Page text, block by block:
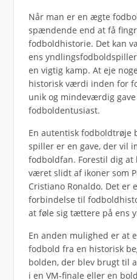
Når man er en ægte
spændende end at få
fodboldhistorie. Det kan
ens
en vigtig kamp. At eje
historisk værdi inden for
unik og mindeværdig
fodboldentusiast.
En autentisk fodboldtrøje
spiller er en gave, der vil
fodboldfan. Forestil dig at
været slidt af ikoner som
Cristiano Ronaldo. Det er
forbindelse til
at føle sig tættere på ens
En anden mulighed er at
fodbold fra en historisk
bolden, der blev brugt til
i en VM-finale eller en